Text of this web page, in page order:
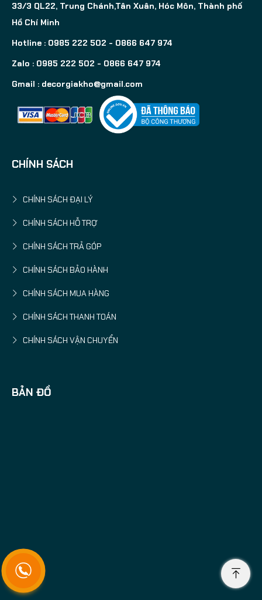
33/3 QL22, Trung Chánh,Tân Xuân, Hóc Môn, Thành phố
Hồ Chí Minh
Hotline : 0985 222 502 - 0866 647 974
Zalo : 0985 222 502 - 0866 647 974
Gmail : decorgiakho@gmail.com
CHÍNH SÁCH
CHÍNH SÁCH ĐẠI LÝ
CHÍNH SÁCH HỖ TRỢ
CHÍNH SÁCH TRẢ GÓP
CHÍNH SÁCH BẢO HÀNH
CHÍNH SÁCH MUA HÀNG
CHÍNH SÁCH THANH TOÁN
CHÍNH SÁCH VẬN CHUYỂN
BẢN ĐỒ